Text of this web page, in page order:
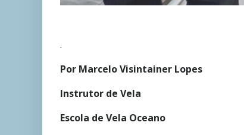
.
Por Marcelo Visintainer Lopes
Instrutor de Vela
Escola de Vela Oceano